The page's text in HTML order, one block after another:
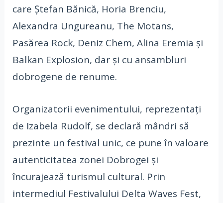
care Ștefan Bănică, Horia Brenciu,
Alexandra Ungureanu, The Motans,
Pasărea Rock, Deniz Chem, Alina Eremia și
Balkan Explosion, dar și cu ansambluri
dobrogene de renume.
Organizatorii evenimentului, reprezentați
de Izabela Rudolf, se declară mândri să
prezinte un festival unic, ce pune în valoare
autenticitatea zonei Dobrogei și
încurajează turismul cultural. Prin
intermediul Festivalului Delta Waves Fest,